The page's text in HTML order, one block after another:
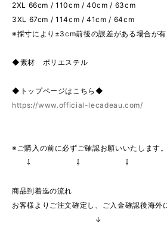
2XL 66cm / 110cm / 40cm / 63cm
3XL 67cm / 114cm / 41cm / 64cm
※採寸により±3cm前後の誤差がある場合が有
◆素材 ポリエステル
◆トップページはこちら◆
https://www.official-lecadeau.com/
※ご購入の前に必ずご確認お願いいたします。
⇩ ⇩ ⇩
商品到着迄の流れ
お客様よりご注文確定し、ご入金確認後海外
↓